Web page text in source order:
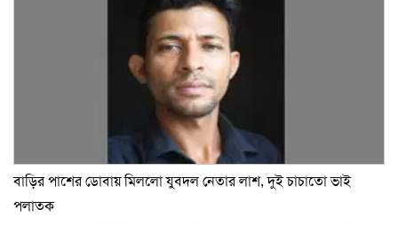
বাড়ির পাশের ডোবায় মিললো যুবদল নেতার লাশ, দুই চাচাতো ভাই
পলাতক